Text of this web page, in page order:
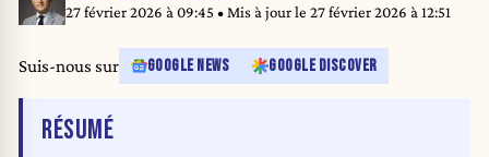
Presidente de la Commission europeenne Ursula von der Leyen, lors de la
commerce et de cooperation entre UE et le Royaume-Uni et futures
relations entre UE et le Royaume-Uni. Photographie de Jan Van De Ve.
27 février 2026 à 09:45 • Mis à jour le 27 février 2026 à 12:51
Suis-nous sur GOOGLE NEWS GOOGLE DISCOVER
RÉSUMÉDE L'ARTICLE